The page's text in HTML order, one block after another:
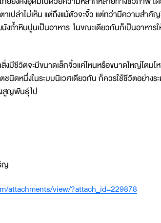
ปล่าไม่เห็น แต่ถึงแม้ตัวจะจิ๋ว แต่ทว่ามีความสำคั
งถ้ำหินปูนเป็นอาหาร ในขณะเดียวกันก็เป็นอาหา
ชีวิตจะมีขนาดเล็กจิ๋วแค่ไหนหรือขนาดใหญ่โตมโ
นิดหนึ่งในระบบนิเวศเดียวกัน ก็ควรใช้ชีวิตอย่างร
สูญพันธุ์ไป
ญ
attachments/view/?attach_id=229878